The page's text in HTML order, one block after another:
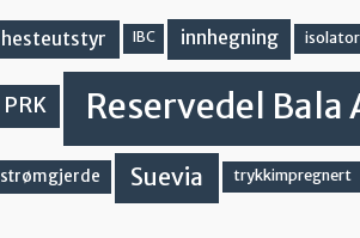
hesteutstyr IBC innhegning isolator
PRK Reservedel Bala
strømgjerde Suevia trykkimpregnert